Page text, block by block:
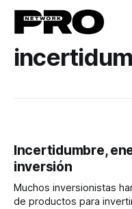
Incertidumbre,
inversión
Muchos inversionistas
de productos para